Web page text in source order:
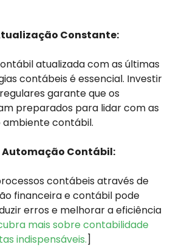
Constante:
atualizada com as últimas
contábeis é essencial. Investir
garante que os
preparados para lidar com as
contábil.
Contábil:
contábeis através de
financeira e contábil pode
erros e melhorar a eficiência
mais sobre contabilidade
indispensáveis.]